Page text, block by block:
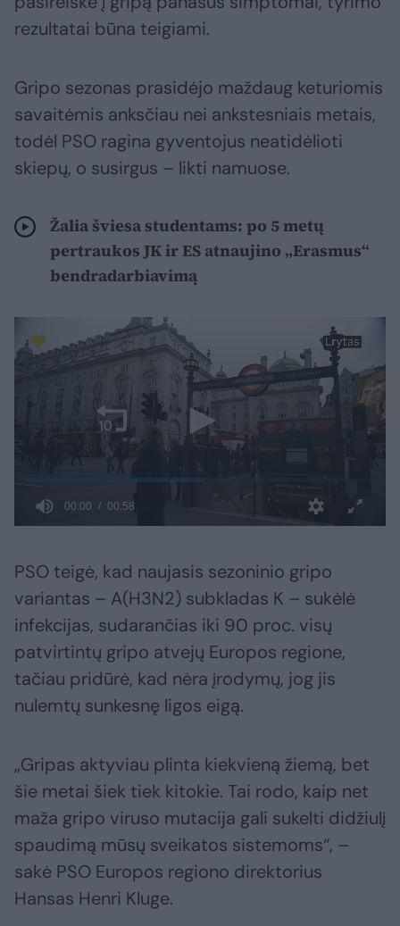
rezultatai būna teigiami.
Gripo sezonas prasidėjo maždaug keturiomis
savaitėmis anksčiau nei ankstesniais metais,
todėl PSO ragina gyventojus neatidėlioti
skiepų, o susirgus – likti namuose.
Žalia šviesa studentams: po 5 metų
pertraukos JK ir ES atnaujino „Erasmus“
bendradarbiavimą
PSO teigė, kad naujasis sezoninio gripo
variantas – A(H3N2) subkladas K – sukėlė
infekcijas, sudarančias iki 90 proc. visų
patvirtintų gripo atvejų Europos regione,
tačiau pridūrė, kad nėra įrodymų, jog jis
nulemtų sunkesnę ligos eigą.
„Gripas aktyviau plinta kiekvieną žiemą, bet
šie metai šiek tiek kitokie. Tai rodo, kaip net
maža gripo viruso mutacija gali sukelti didžiulį
spaudimą mūsų sveikatos sistemoms“, –
sakė PSO Europos regiono direktorius
Hansas Henri Kluge.